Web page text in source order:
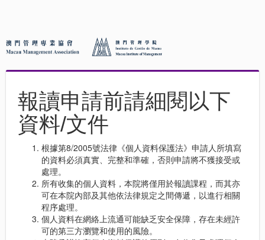
報讀申請前請細閱以下
資料/文件
根據第8/2005號法律《個人資料保護法》申請人所填寫
的資料必須真實、完整和準確，否則申請將不獲接受或
處理。
所有收集的個人資料，本院將僅用於報讀課程，而其亦
可在本院內部及其他依法律規定之間傳遞，以進行相關
程序處理。
個人資料在網絡上流通可能缺乏安全保障，存在未經許
可的第三方瀏覽和使用的風險。